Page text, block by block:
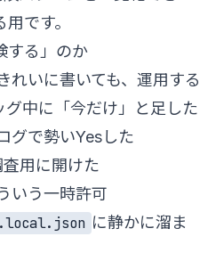
です。
する」のか
れいに書いても、運用する
グ中に「今だけ」と足した
グで勢いYesした
査用に開けた
いう一時許可
に静かに溜ま